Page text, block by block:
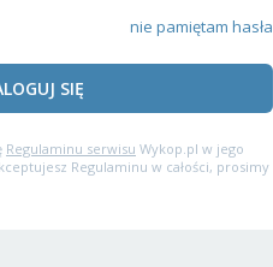
nie pamiętam hasła
SIĘ
Regulaminu serwisu Wykop.pl w jego
Regulaminu w całości, prosimy